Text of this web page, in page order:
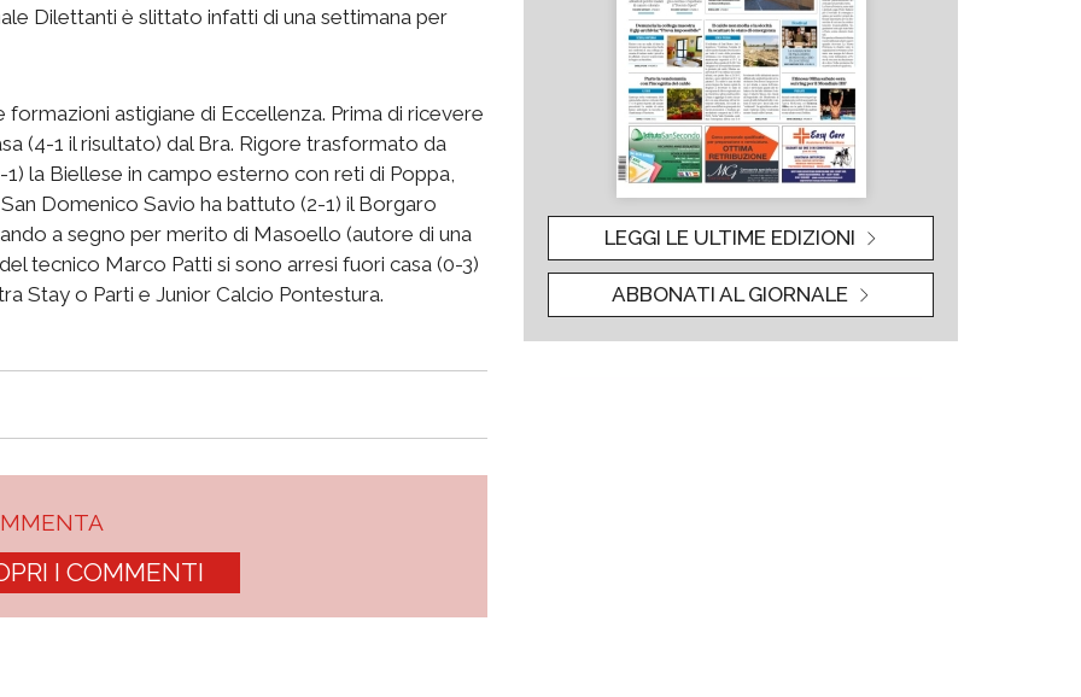
Dilettanti è slittato infatti di una settimana per
formazioni astigiane di Eccellenza. Prima di ricevere
(4-1 il risultato) dal Bra. Rigore trasformato da
la Biellese in campo esterno con reti di Poppa,
Domenico Savio ha battuto (2-1) il Borgaro
a segno per merito di Masoello (autore di una
tecnico Marco Patti si sono arresi fuori casa (0-3)
Stay o Parti e Junior Calcio Pontestura.
I COMMENTI
LEGGI LE ULTIME EDIZIONI
ABBONATI AL GIORNALE